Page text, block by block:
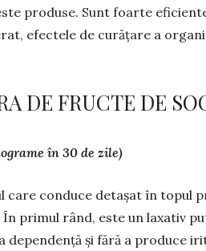
produse. Sunt foarte
efec­tele de curățare a
DE FRUCTE DE
în 30 de zile)
care conduce detașat în topul
În primul rând, este un laxativ
depen­dență și fără a produce